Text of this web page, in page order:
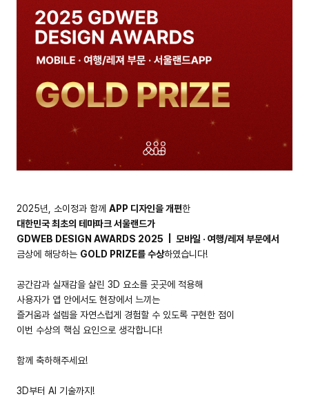
2025년, 소이정과 함께APP 디자인을 개편한
대한민국 최초의 테마파크 서울랜드가
GDWEB DESIGN AWARDS 2025 | 모바일 · 여행/레져 부문에서
금상에 해당하는 GOLD PRIZE를 수상하였습니다!
공간감과 실재감을 살린 3D 요소를 곳곳에 적용해
사용자가 앱 안에서도 현장에서 느끼는
즐거움과 설렘을 자연스럽게 경험할 수 있도록 구현한 점이
이번 수상의 핵심 요인으로 생각합니다!
함께 축하해주세요!
3D부터 AI 기술까지!
들어갈 메시지 영역